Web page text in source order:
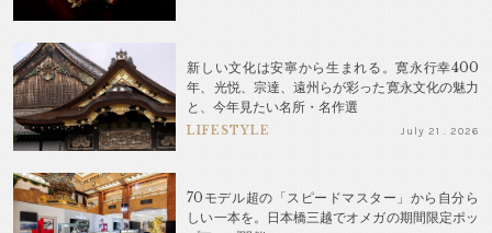
新しい文化は安寧から生まれる。寛永行幸400
年、光悦、宗達、遠州らが彩った寛永文化の魅力
と、今年見たい名所・名作選
LIFESTYLE July 21 . 2026
70モデル超の「スピードマスター」から自分ら
しい一本を。日本橋三越でオメガの期間限定ポッ